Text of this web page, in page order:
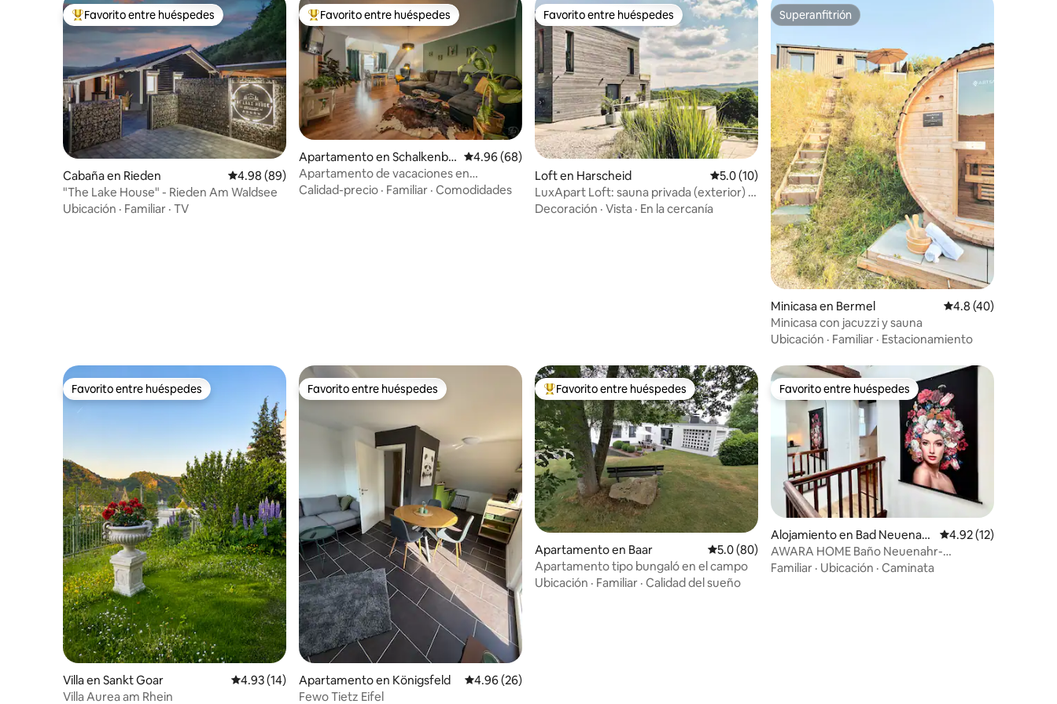
Favorito entre huéspedes preferido
Favorito entre huéspedes
Cabaña en Rieden Calificación promedio: 4.98 de 5, 89 reseñas
4.98 (89)
"The Lake House" - Rieden Am Waldsee
Ubicación · Familiar · TV
Favorito entre huéspedes preferido
Favorito entre huéspedes
Apartamento en Schalkenba
ch
Calificación promedio: 4.96 de 5, 68 reseñas
4.96 (68)
Apartamento de vacaciones en
Schalkenbach
Calidad-precio · Familiar · Comodidades
Favorito entre huéspedes
Favorito entre huéspedes
Loft en Harscheid Calificación promedio: 5.0 de 5, 10 reseñas
5.0 (10)
LuxApart Loft: sauna privada (exterior) y
vista panorámica
Decoración · Vista · En la cercanía
Superanfitrión
Superanfitrión
Minicasa en Bermel Calificación
4.8 (40)
Minicasa con jacuzzi y sauna
Ubicación · Familiar · Estacionamiento
Favorito entre huéspedes
Favorito entre huéspedes
Villa en Sankt Goar Calificación promedio: 4.93 de 5, 14 reseñas
4.93 (14)
Villa Aurea am Rhein
Favorito entre huéspedes
Favorito entre huéspedes
Apartamento en Königsfeld Calificación promedio: 4.96 de 5, 26 reseñas
4.96 (26)
Fewo Tietz Eifel
Favorito entre huéspedes preferido
Favorito entre huéspedes
Apartamento en Baar Calificación promedio: 5.0 de 5, 80 reseñas
5.0 (80)
Apartamento tipo bungaló en el campo
Ubicación · Familiar · Calidad del sueño
Favorito entre huéspedes
Favorito entre huéspedes
Alojamiento en Bad Neuenahr
-Ahrweiler
Calificación
4.92 (12)
AWARA HOME Baño Neuenahr-
Ahrweiler
Familiar · Ubicación · Caminata